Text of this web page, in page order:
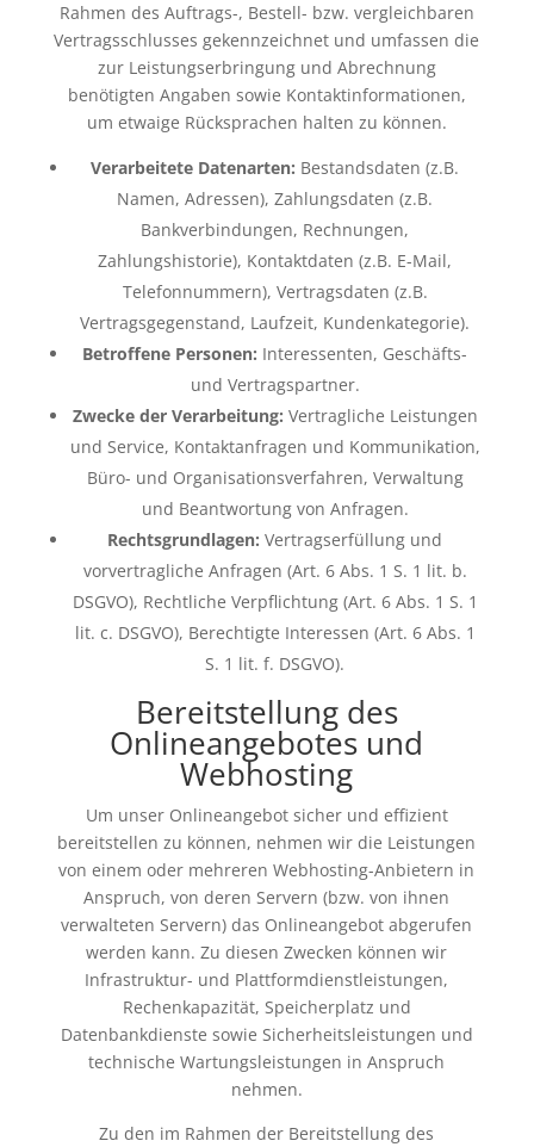
Rahmen des Auftrags-, Bestell- bzw. vergleichbaren
Vertragsschlusses gekennzeichnet und umfassen die
zur Leistungserbringung und Abrechnung
benötigten Angaben sowie Kontaktinformationen,
um etwaige Rücksprachen halten zu können.
Verarbeitete Datenarten: Bestandsdaten (z.B.
Namen, Adressen), Zahlungsdaten (z.B.
Bankverbindungen, Rechnungen,
Zahlungshistorie), Kontaktdaten (z.B. E-Mail,
Telefonnummern), Vertragsdaten (z.B.
Vertragsgegenstand, Laufzeit, Kundenkategorie).
Betroffene Personen: Interessenten, Geschäfts-
und Vertragspartner.
Zwecke der Verarbeitung: Vertragliche Leistungen
und Service, Kontaktanfragen und Kommunikation,
Büro- und Organisationsverfahren, Verwaltung
und Beantwortung von Anfragen.
Rechtsgrundlagen: Vertragserfüllung und
vorvertragliche Anfragen (Art. 6 Abs. 1 S. 1 lit. b.
DSGVO), Rechtliche Verpflichtung (Art. 6 Abs. 1 S. 1
lit. c. DSGVO), Berechtigte Interessen (Art. 6 Abs. 1
S. 1 lit. f. DSGVO).
Bereitstellung des
Onlineangebotes und
Webhosting
Um unser Onlineangebot sicher und effizient
bereitstellen zu können, nehmen wir die Leistungen
von einem oder mehreren Webhosting-Anbietern in
Anspruch, von deren Servern (bzw. von ihnen
verwalteten Servern) das Onlineangebot abgerufen
werden kann. Zu diesen Zwecken können wir
Infrastruktur- und Plattformdienstleistungen,
Rechenkapazität, Speicherplatz und
Datenbankdienste sowie Sicherheitsleistungen und
technische Wartungsleistungen in Anspruch
nehmen.
Zu den im Rahmen der Bereitstellung des